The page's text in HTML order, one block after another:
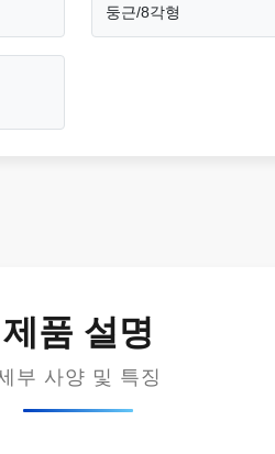
둥근/8각형
제품 설명
부 사양 및 특징